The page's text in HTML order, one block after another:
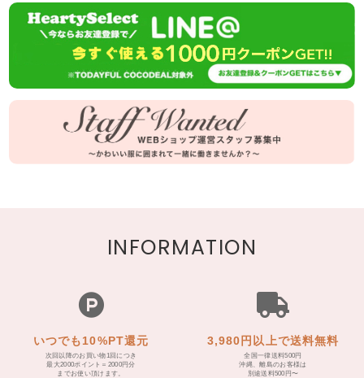
INFORMATION
いつでも10%PT還元
次回以降のお買い物1回につき
最大2000ポイント＝2000円分
までお使い頂けます。
3,980円以上で送料無料
全国一律送料500円
沖縄、離島のお客様は
別途送料500円〜